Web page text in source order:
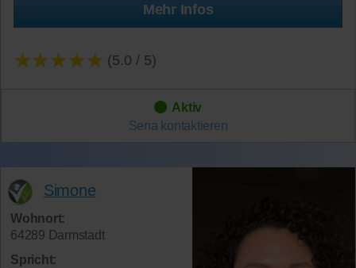
Mehr Infos
★★★★★ (5.0 / 5)
Aktiv
Sena kontaktieren
Simone
Wohnort:
64289 Darmstadt
Spricht: